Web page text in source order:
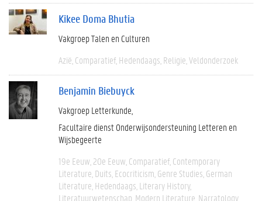
Kikee Doma Bhutia
Vakgroep Talen en Culturen
Azië Comparatief Hedendaags Religie Veldonderzoek
Benjamin Biebuyck
Vakgroep Letterkunde
Facultaire dienst Onderwijsondersteuning Letteren en
Wijsbegeerte
19e Eeuw 20e Eeuw Comparatief Contemporary
Literature Duits Ecocriticism Genre Studies German
Literature Hedendaags Literary History
Literatuurwetenschap Modern Literature Narratology